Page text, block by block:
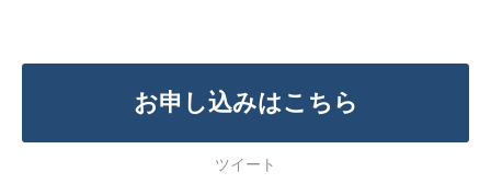
お申し込みはこちら
ツイート